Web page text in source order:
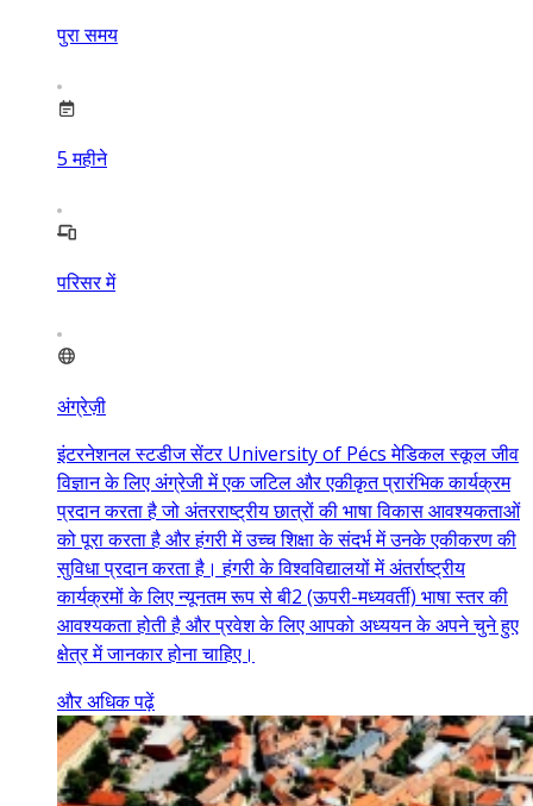
पुरा समय
5 महीने
परिसर में
अंग्रेज़ी
इंटरनेशनल स्टडीज सेंटर University of Pécs मेडिकल स्कूल जीव
विज्ञान के लिए अंग्रेजी में एक जटिल और एकीकृत प्रारंभिक कार्यक्रम
प्रदान करता है जो अंतरराष्ट्रीय छात्रों की भाषा विकास आवश्यकताओं
को पूरा करता है और हंगरी में उच्च शिक्षा के संदर्भ में उनके एकीकरण की
सुविधा प्रदान करता है। हंगरी के विश्वविद्यालयों में अंतर्राष्ट्रीय
कार्यक्रमों के लिए न्यूनतम रूप से बी2 (ऊपरी-मध्यवर्ती) भाषा स्तर की
आवश्यकता होती है और प्रवेश के लिए आपको अध्ययन के अपने चुने हुए
क्षेत्र में जानकार होना चाहिए।
और अधिक पढ़ें